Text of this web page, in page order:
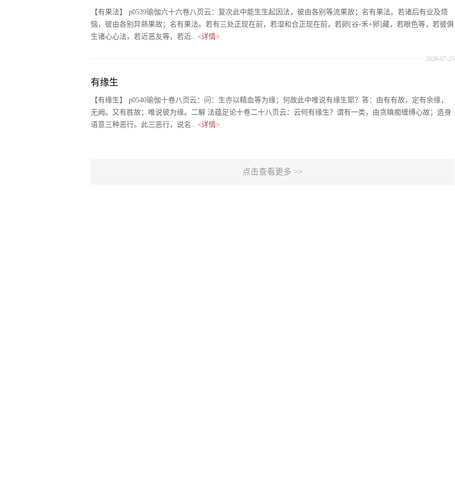
【有果法】 p0539瑜伽六十六卷八页云：复次此中能生生起因法，彼由各别等流果故；名有果法。若诸后有业及烦
恼，彼由各别异熟果故；名有果法。若有三处正现在前，若湿和合正现在前，若卵[谷-禾+卵]藏，若眼色等，若彼俱
生诸心心法，若近恶友等，若近.. <详情>
2026-07-25
有缘生
【有缘生】 p0540瑜伽十卷八页云：问：生亦以精血等为缘；何故此中唯说有缘生耶？答：由有有故，定有余缘，
无阙。又有胜故；唯说彼为缘。二解 法蕴足论十卷二十八页云：云何有缘生？谓有一类，由贪瞋痴缠缚心故；造身
语意三种恶行。此三恶行，说名.. <详情>
点击查看更多 >>